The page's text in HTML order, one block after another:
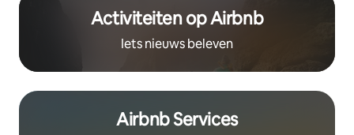
Activiteiten op Airbnb
Iets nieuws beleven
Airbnb Services